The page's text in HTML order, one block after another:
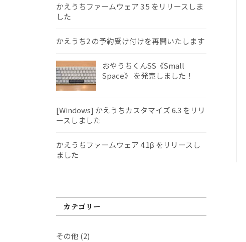
かえうちファームウェア 3.5 をリリースしま
した
かえうち2 の予約受け付けを再開いたします
おやうちくんSS《Small
Space》 を発売しました！
[Windows] かえうちカスタマイズ 6.3 をリリ
ースしました
かえうちファームウェア 4.1β をリリースし
ました
カテゴリー
その他 (2)